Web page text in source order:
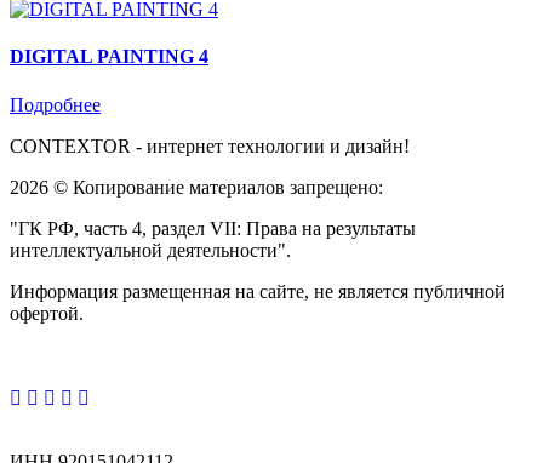
DIGITAL PAINTING 4
Подробнее
CONTEXTOR - интернет технологии и дизайн!
2026 © Копирование материалов запрещено:
"ГК РФ, часть 4, раздел VII: Права на результаты
интеллектуальной деятельности".
Информация размещенная на сайте, не является публичной
офертой.